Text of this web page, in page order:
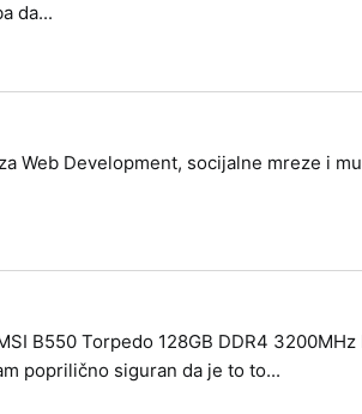
da...
Web Development, socijalne mreze i
B550 Torpedo 128GB DDR4
poprilično siguran da je to to...